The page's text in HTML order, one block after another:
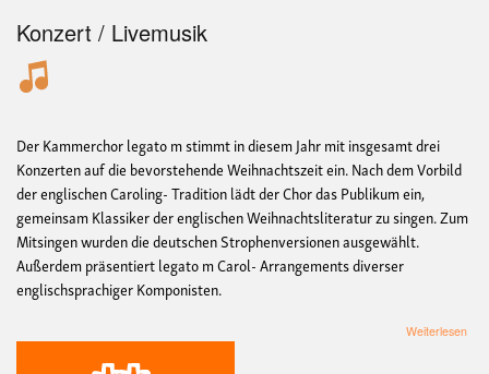
Konzert / Livemusik
Der Kammerchor legato m stimmt in diesem Jahr mit insgesamt drei
Konzerten auf die bevorstehende Weihnachtszeit ein. Nach dem Vorbild
der englischen Caroling- Tradition lädt der Chor das Publikum ein,
gemeinsam Klassiker der englischen Weihnachtsliteratur zu singen. Zum
Mitsingen wurden die deutschen Strophenversionen ausgewählt.
Außerdem präsentiert legato m Carol- Arrangements diverser
englischsprachiger Komponisten.
Weiterlesen